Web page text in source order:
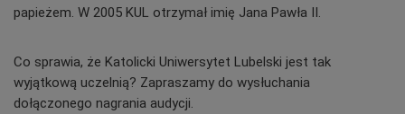
papieżem. W 2005 KUL otrzymał imię Jana Pawła II.
Co sprawia, że Katolicki Uniwersytet Lubelski jest tak
wyjątkową uczelnią? Zapraszamy do wysłuchania
dołączonego nagrania audycji.